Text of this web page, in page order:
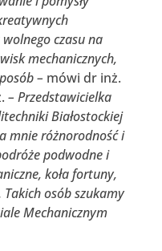
czasu na
mechanicznych,
– mówi dr inż.
– Przedstawicielka
Białostockiej
mnie różnorodność i
podwodne i
koła fortuny,
osób szukamy
Mechanicznym